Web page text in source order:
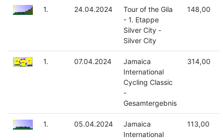
1. 24.04.2024
Tour of the Gila
- 1. Etappe
Silver City -
Silver City
148,00
1. 07.04.2024
Jamaica
International
Cycling Classic
-
Gesamtergebnis
314,00
1. 05.04.2024
Jamaica
International
113,00